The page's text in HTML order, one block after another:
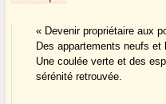
« Devenir propriétaire aux
Des appartements neufs
Une coulée verte et des
sérénité retrouvée.